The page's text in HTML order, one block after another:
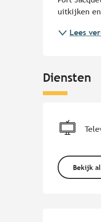
uitkijken
Lees
Diensten
Bekijk